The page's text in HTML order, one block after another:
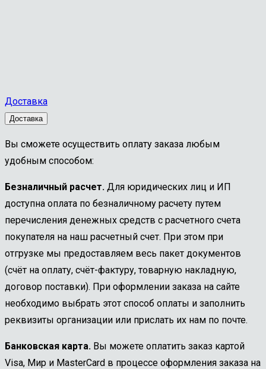
Доставка
Доставка
Вы сможете осуществить оплату заказа любым
удобным способом:
Безналичный расчет. Для юридических лиц и ИП
доступна оплата по безналичному расчету путем
перечисления денежных средств с расчетного счета
покупателя на наш расчетный счет. При этом при
отгрузке мы предоставляем весь пакет документов
(счёт на оплату, счёт-фактуру, товарную накладную,
договор поставки). При оформлении заказа на сайте
необходимо выбрать этот способ оплаты и заполнить
реквизиты организации или прислать их нам по почте.
Банковская карта. Вы можете оплатить заказ картой
Visa, Мир и MasterCard в процессе оформления заказа на